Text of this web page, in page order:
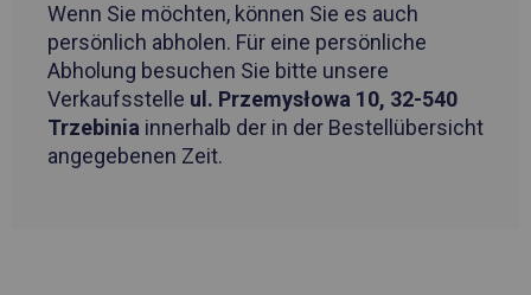
Wenn Sie möchten, können Sie es auch
persönlich abholen. Für eine persönliche
Abholung besuchen Sie bitte unsere
Verkaufsstelle ul. Przemysłowa 10, 32-540
Trzebinia innerhalb der in der Bestellübersicht
angegebenen Zeit.